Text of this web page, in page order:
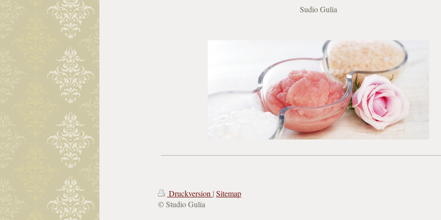
Sudio Gulia
Druckversion | Sitemap
© Studio Gulia